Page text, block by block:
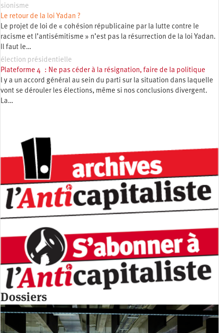
sionisme
Le retour de la loi Yadan ?
Le projet de loi de « cohésion républicaine par la lutte contre le
racisme et l’antisémitisme » n’est pas la résurrection de la loi Yadan.
Il faut le…
élection présidentielle
Plateforme 4 : Ne pas céder à la résignation, faire de la politique
l y a un accord général au sein du parti sur la situation dans laquelle
vont se dérouler les élections, même si nos conclusions divergent.
La…
Dossiers